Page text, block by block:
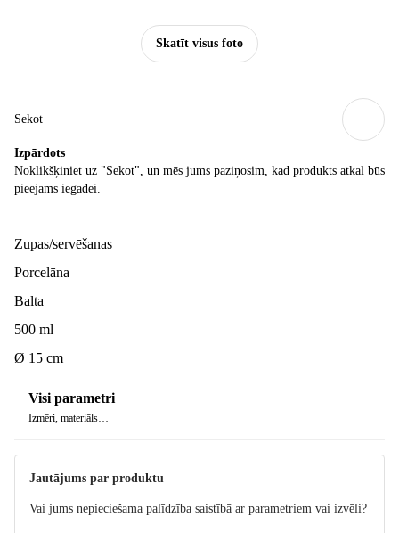
Skatīt visus foto
Sekot
Izpārdots
Noklikšķiniet uz "Sekot", un mēs jums paziņosim, kad produkts atkal būs
pieejams iegādei.
Zupas/servēšanas
Porcelāna
Balta
500 ml
Ø 15 cm
Visi parametri
Izmēri, materiāls…
Jautājums par produktu
Vai jums nepieciešama palīdzība saistībā ar parametriem vai izvēli?